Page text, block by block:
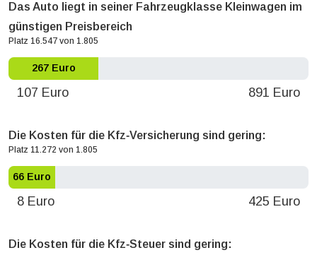
Das Auto liegt in seiner Fahrzeugklasse Kleinwagen im
günstigen Preisbereich
Platz 16.547 von 1.805
267 Euro
107 Euro 891 Euro
Die Kosten für die Kfz‐Versicherung sind gering:
Platz 11.272 von 1.805
66 Euro
8 Euro 425 Euro
Die Kosten für die Kfz‐Steuer sind gering: